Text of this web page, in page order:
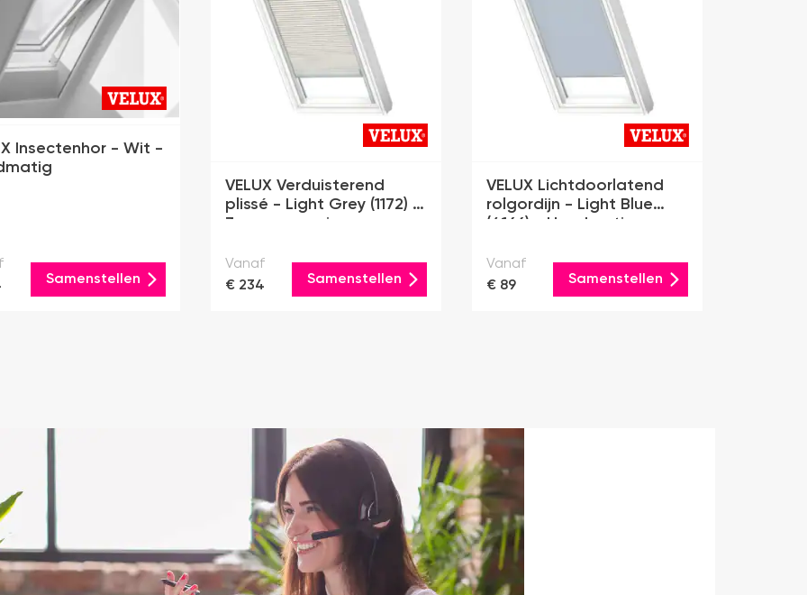
Insectenhor - Wit -
Samenstellen
VELUX Verduisterend
plissé - Light Grey (1172) -
Zonne-energie
Vanaf
€ 234
Samenstellen
VELUX Lichtdoorlatend
rolgordijn - Light Blue
(4166) - Handmatig
Vanaf
€ 89
Samenstellen